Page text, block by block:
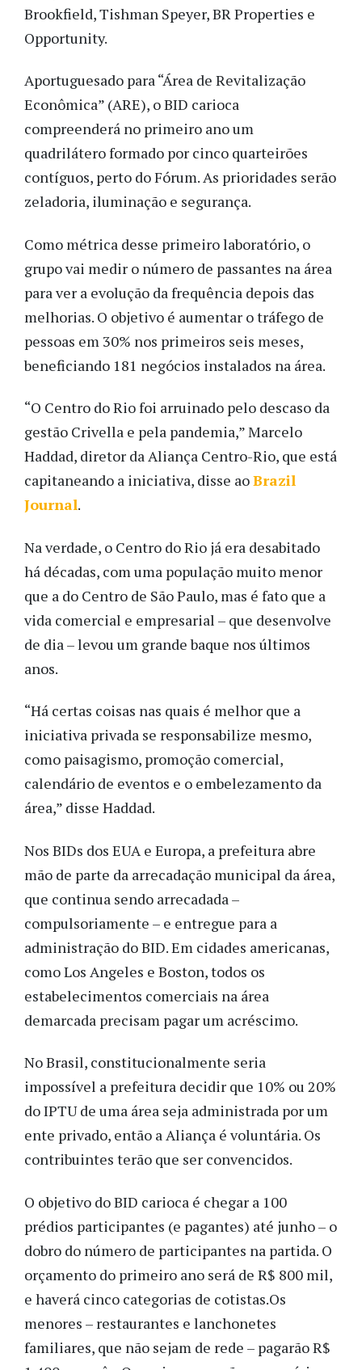
Brookfield, Tishman Speyer, BR Properties e
Opportunity.
Aportuguesado para “Área de Revitalização
Econômica” (ARE), o BID carioca
compreenderá no primeiro ano um
quadrilátero formado por cinco quarteirões
contíguos, perto do Fórum. As prioridades serão
zeladoria, iluminação e segurança.
Como métrica desse primeiro laboratório, o
grupo vai medir o número de passantes na área
para ver a evolução da frequência depois das
melhorias. O objetivo é aumentar o tráfego de
pessoas em 30% nos primeiros seis meses,
beneficiando 181 negócios instalados na área.
“O Centro do Rio foi arruinado pelo descaso da
gestão Crivella e pela pandemia,” Marcelo
Haddad, diretor da Aliança Centro-Rio, que está
capitaneando a iniciativa, disse aoBrazil
Journal.
Na verdade, o Centro do Rio já era desabitado
há décadas, com uma população muito menor
que a do Centro de São Paulo, mas é fato que a
vida comercial e empresarial – que desenvolve
de dia – levou um grande baque nos últimos
anos.
“Há certas coisas nas quais é melhor que a
iniciativa privada se responsabilize mesmo,
como paisagismo, promoção comercial,
calendário de eventos e o embelezamento da
área,” disse Haddad.
Nos BIDs dos EUA e Europa, a prefeitura abre
mão de parte da arrecadação municipal da área,
que continua sendo arrecadada –
compulsoriamente – e entregue para a
administração do BID. Em cidades americanas,
como Los Angeles e Boston, todos os
estabelecimentos comerciais na área
demarcada precisam pagar um acréscimo.
No Brasil, constitucionalmente seria
impossível a prefeitura decidir que 10% ou 20%
do IPTU de uma área seja administrada por um
ente privado, então a Aliança é voluntária. Os
contribuintes terão que ser convencidos.
O objetivo do BID carioca é chegar a 100
prédios participantes (e pagantes) até junho – o
dobro do número de participantes na partida. O
orçamento do primeiro ano será de R$ 800 mil,
e haverá cinco categorias de cotistas.Os
menores – restaurantes e lanchonetes
familiares, que não sejam de rede – pagarão R$